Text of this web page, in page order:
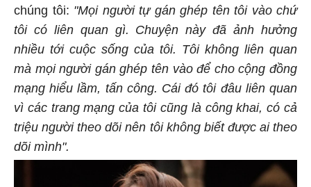
chúng tôi: "Mọi người tự gán ghép tên tôi vào chứ
tôi có liên quan gì. Chuyện này đã ảnh hưởng
nhiều tới cuộc sống của tôi. Tôi không liên quan
mà mọi người gán ghép tên vào để cho cộng đồng
mạng hiểu lầm, tấn công. Cái đó tôi đâu liên quan
vì các trang mạng của tôi cũng là công khai, có cả
triệu người theo dõi nên tôi không biết được ai theo
dõi mình".